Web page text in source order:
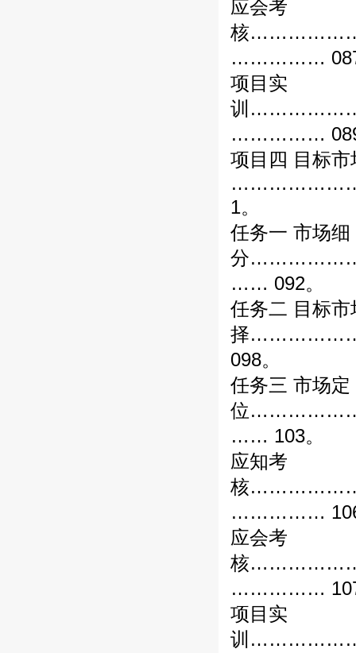
应会考
核
……………
项目实
训
……………
项目四 目标市
1。
任务一 市场细
分
…… 092。
任务二 目标市
择
098。
任务三 市场定
位
…… 103。
应知考
核
……………
应会考
核
……………
项目实
训